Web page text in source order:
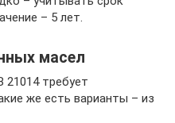
– 5 лет.
масел
21014 требует
же есть варианты – из